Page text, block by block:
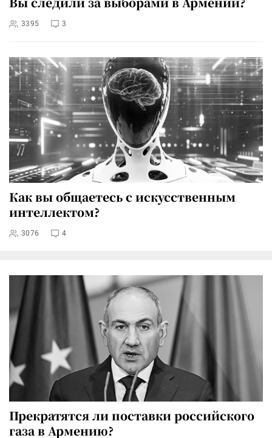
3395 3
Как вы общаетесь с искусственным
интеллектом?
3076 4
Прекратятся ли поставки российского
газа в Армению?